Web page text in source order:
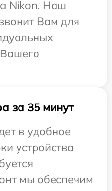
Nikon. Наш
Вам для
за 35 минут
в удобное
устройства
мы обеспечим